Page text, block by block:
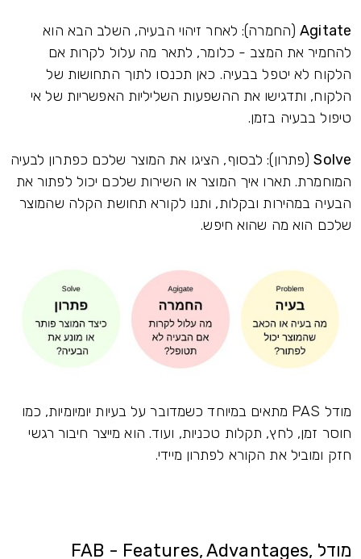
Agitate(החמרה): לאחר זיהוי הבעיה, השלב הבא הוא
להחמיר את המצב - כלומר, לתאר מה עלול לקרות אם
הלקוח לא יטפל בבעיה. כאן תכנסו לתוך התחושות של
הלקוח, ותדגישו את ההשפעות השליליות האפשריות של אי
טיפול בבעיה בזמן.
Solve(פתרון): לבסוף, הציגו את המוצר שלכם כפתרון לבעיה
המוחמרת. תארו איך המוצר או השירות שלכם יכול לפתור את
הבעיה במהירות ובקלות, ותנו לקורא תחושת הקלה שהמוצר
שלכם הוא מה שהוא חיפש.
מודל PAS מתאים במיוחד כשמדובר על בעיות יומיומיות, כמו
חוסר זמן, לחץ, תקלות טכניות, ועוד. הוא מייצר חיבור רגשי
חזק ומוביל את הקורא לפתרון מיידי.
מודל FAB - Features, Advantages,